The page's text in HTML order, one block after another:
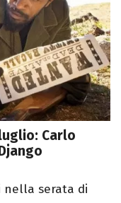
Carlo
nella serata di